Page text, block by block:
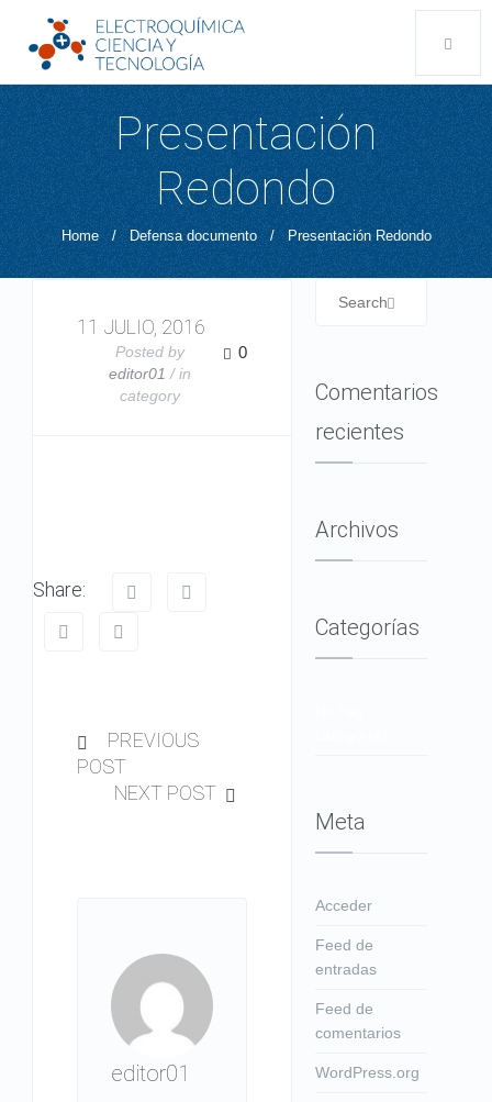
Presentación
Redondo
Home / Defensa documento / Presentación Redondo
11 JULIO, 2016
Posted by
editor01 / in
category
0
Share:
PREVIOUS
POST
NEXT POST
editor01
Comentarios
recientes
Archivos
Categorías
Meta
Acceder
Feed de
entradas
Feed de
comentarios
WordPress.org